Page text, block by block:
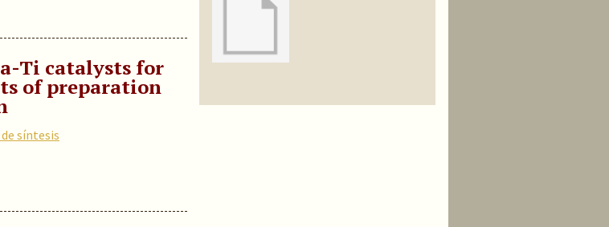
Ti catalysts for
of preparation
de síntesis